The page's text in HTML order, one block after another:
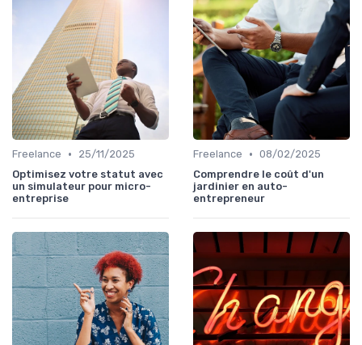
Freelance •
25/11/2025
Optimisez votre statut avec
un simulateur pour micro-
entreprise
Freelance • 08/02/2025
Comprendre le coût d'un
jardinier en auto-
entrepreneur